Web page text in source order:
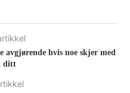
hvis noe skjer med
ditt